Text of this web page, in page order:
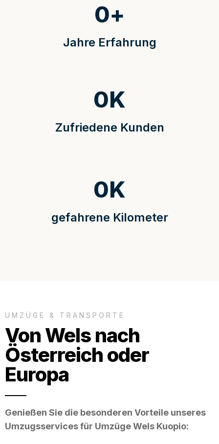
Jahre Erfahrung
0+
Zufriedene Kunden
0K
gefahrene Kilometer
0K
UMZÜGE & TRANSPORTE
Von Wels nach
Österreich oder
Europa
Genießen Sie die besonderen Vorteile unseres
Umzugsservices für Umzüge Wels Kuopio: